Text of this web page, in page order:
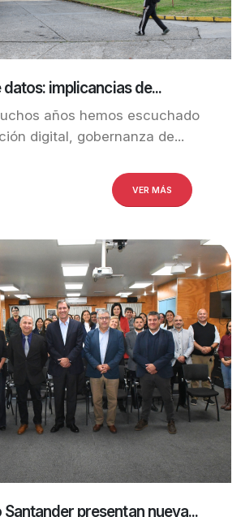
implicancias de...
años hemos escuchado
digital, gobernanza de...
VER MÁS
Santander presentan nueva...